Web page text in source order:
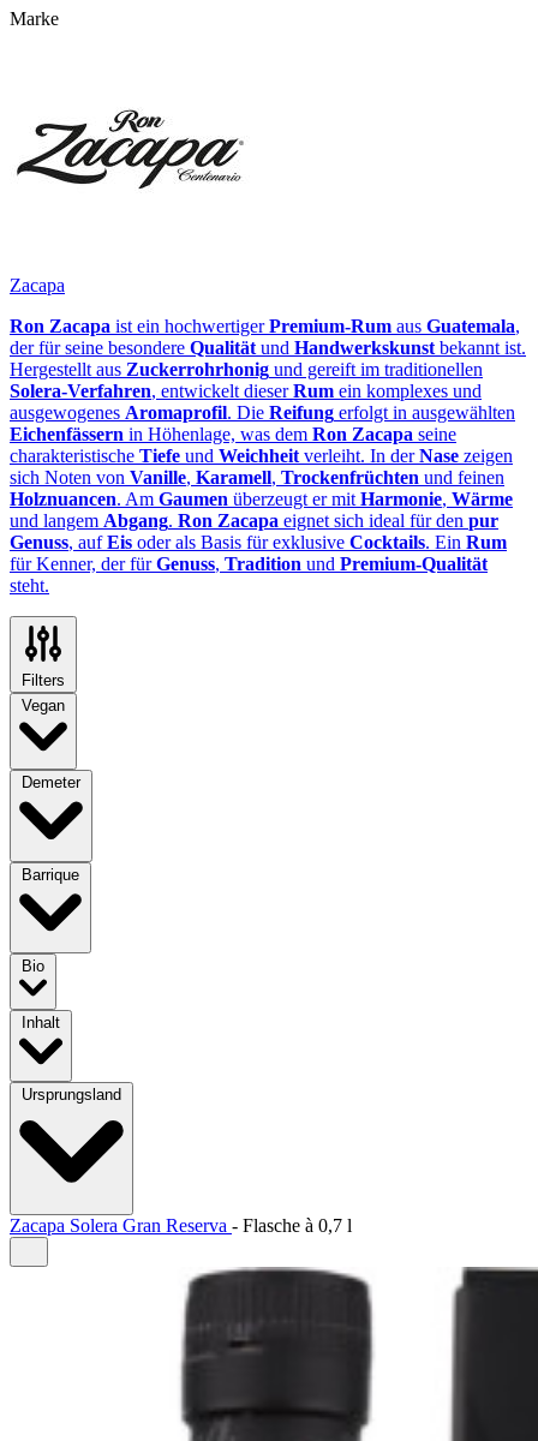
Marke
Zacapa
Ron Zacapa ist ein hochwertigerPremium-Rum aus Guatemala,
der für seine besondere Qualität und Handwerkskunst bekannt ist.
Hergestellt aus Zuckerrohrhonig und gereift im traditionellen
Solera-Verfahren, entwickelt dieserRum ein komplexes und
ausgewogenes Aromaprofil. Die Reifung erfolgt in ausgewählten
Eichenfässern in Höhenlage, was dem Ron Zacapa seine
charakteristische Tiefe und Weichheit verleiht. In derNase zeigen
sich Noten von Vanille, Karamell, Trockenfrüchten und feinen
Holznuancen. Am Gaumen überzeugt er mit Harmonie, Wärme
und langem Abgang. Ron Zacapa eignet sich ideal für den pur
Genuss, aufEis oder als Basis für exklusive Cocktails. Ein Rum
für Kenner, der fürGenuss, Tradition und Premium-Qualität
steht.
Filters
Vegan
Demeter
Barrique
Bio
Inhalt
Ursprungsland
Zacapa Solera Gran Reserva - Flasche à 0,7 l